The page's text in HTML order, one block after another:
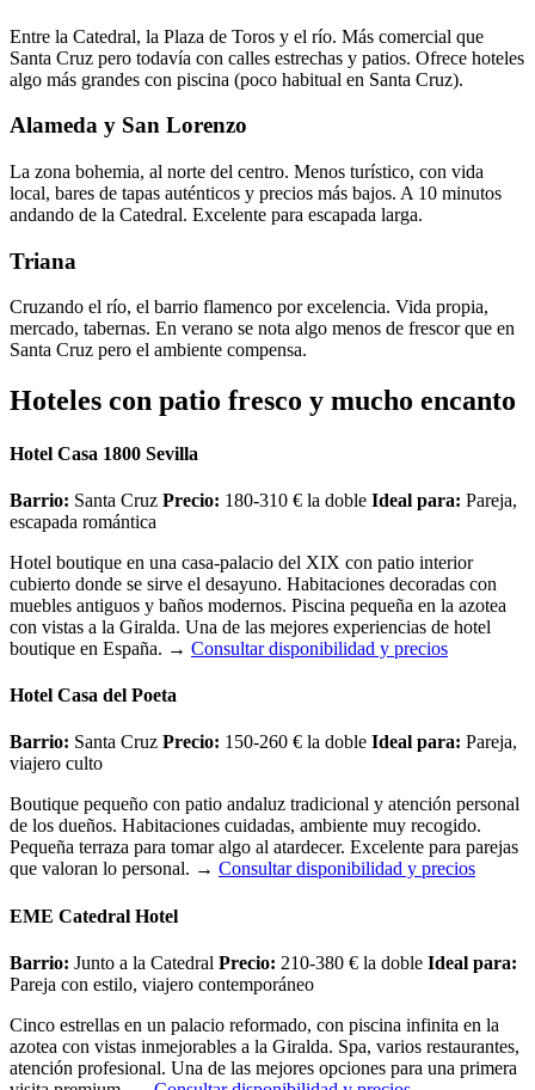
Entre la Catedral, la Plaza de Toros y el río. Más comercial que
Santa Cruz pero todavía con calles estrechas y patios. Ofrece hoteles
algo más grandes con piscina (poco habitual en Santa Cruz).
Alameda y San Lorenzo
La zona bohemia, al norte del centro. Menos turístico, con vida
local, bares de tapas auténticos y precios más bajos. A 10 minutos
andando de la Catedral. Excelente para escapada larga.
Triana
Cruzando el río, el barrio flamenco por excelencia. Vida propia,
mercado, tabernas. En verano se nota algo menos de frescor que en
Santa Cruz pero el ambiente compensa.
Hoteles con patio fresco y mucho encanto
Hotel Casa 1800 Sevilla
Barrio: Santa Cruz Precio: 180-310 € la doble Ideal para: Pareja,
escapada romántica
Hotel boutique en una casa-palacio del XIX con patio interior
cubierto donde se sirve el desayuno. Habitaciones decoradas con
muebles antiguos y baños modernos. Piscina pequeña en la azotea
con vistas a la Giralda. Una de las mejores experiencias de hotel
boutique en España. → Consultar disponibilidad y precios
Hotel Casa del Poeta
Barrio: Santa Cruz Precio: 150-260 € la doble Ideal para: Pareja,
viajero culto
Boutique pequeño con patio andaluz tradicional y atención personal
de los dueños. Habitaciones cuidadas, ambiente muy recogido.
Pequeña terraza para tomar algo al atardecer. Excelente para parejas
que valoran lo personal. → Consultar disponibilidad y precios
EME Catedral Hotel
Barrio: Junto a la Catedral Precio: 210-380 € la doble Ideal para:
Pareja con estilo, viajero contemporáneo
Cinco estrellas en un palacio reformado, con piscina infinita en la
azotea con vistas inmejorables a la Giralda. Spa, varios restaurantes,
atención profesional. Una de las mejores opciones para una primera